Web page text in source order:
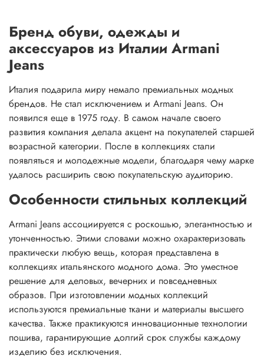
Бренд обуви, одежды и
аксессуаров из Италии Armani
Jeans
Италия подарила миру немало премиальных модных
брендов. Не стал исключением и Armani Jeans. Он
появился еще в 1975 году. В самом начале своего
развития компания делала акцент на покупателей старшей
возрастной категории. После в коллекциях стали
появляться и молодежные модели, благодаря чему марке
удалось расширить свою покупательскую аудиторию.
Особенности стильных коллекций
Armani Jeans ассоциируется с роскошью, элегантностью и
утонченностью. Этими словами можно охарактеризовать
практически любую вещь, которая представлена в
коллекциях итальянского модного дома. Это уместное
решение для деловых, вечерних и повседневных
образов. При изготовлении модных коллекций
используются премиальные ткани и материалы высшего
качества. Также практикуются инновационные технологии
пошива, гарантирующие долгий срок службы каждому
изделию без исключения.